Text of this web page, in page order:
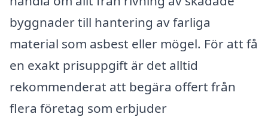
byggnader till hantering av farliga
material som asbest eller mögel. För att få
en exakt prisuppgift är det alltid
rekommenderat att begära offert från
flera företag som erbjuder